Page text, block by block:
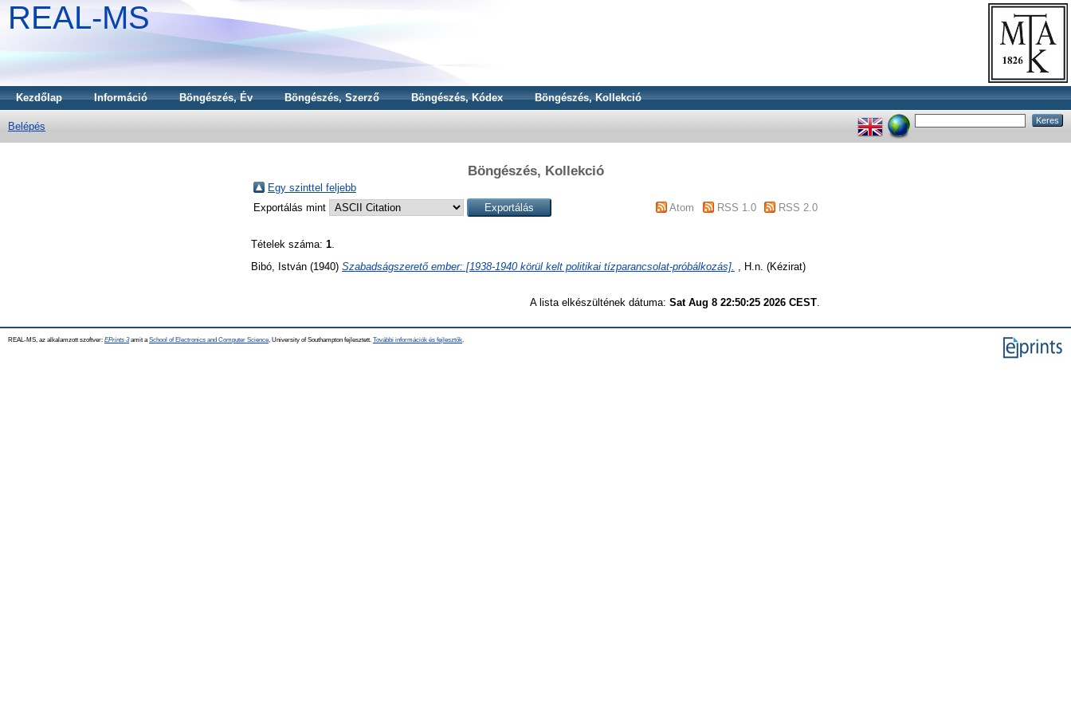
REAL-MS
Kezdőlap Információ Böngészés, Év Böngészés, Szerző Böngészés, Kódex Böngészés, Kollekció
Belépés
Böngészés, Kollekció
Egy szinttel feljebb
Exportálás mint
Atom RSS 1.0 RSS 2.0
Tételek száma: 1
Bibó, István (1940) Szabadságszerető ember: [1938-1940 körül kelt politikai tízparancsolat-próbálkozás]. , H.n. (Kézirat)
A lista elkészültének dátuma: Sat Aug 8 22:50:25 2026 CEST
REAL-MS, az alkalamzott szoftver: EPrints 3amit a School of Electronics and Computer Science , University of Southampton fejlesztett. További információk és fejlesztők